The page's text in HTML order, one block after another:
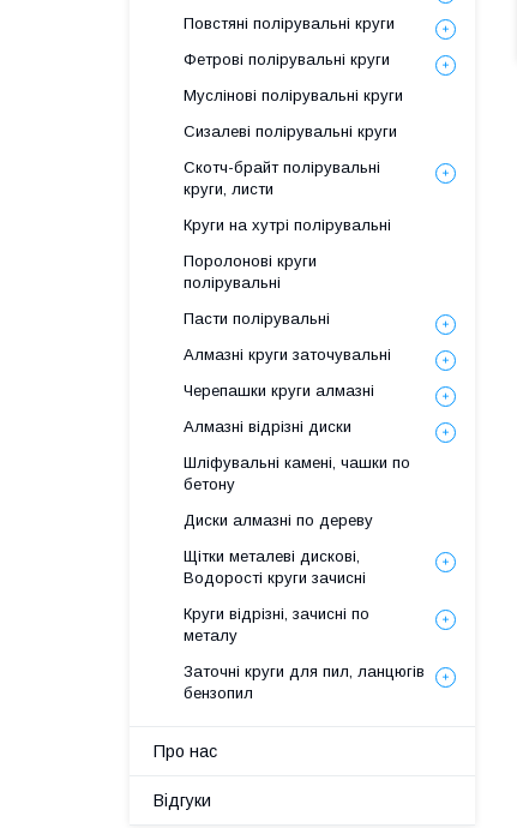
Повстяні полірувальні круги
Фетрові полірувальні круги
Муслінові полірувальні круги
Сизалеві полірувальні круги
Скотч-брайт полірувальні
круги, листи
Круги на хутрі полірувальні
Поролонові круги
полірувальні
Пасти полірувальні
Алмазні круги заточувальні
Черепашки круги алмазні
Алмазні відрізні диски
Шліфувальні камені, чашки по
бетону
Диски алмазні по дереву
Щітки металеві дискові,
Водорості круги зачисні
Круги відрізні, зачисні по
металу
Заточні круги для пил, ланцюгів
бензопил
Про нас
Відгуки